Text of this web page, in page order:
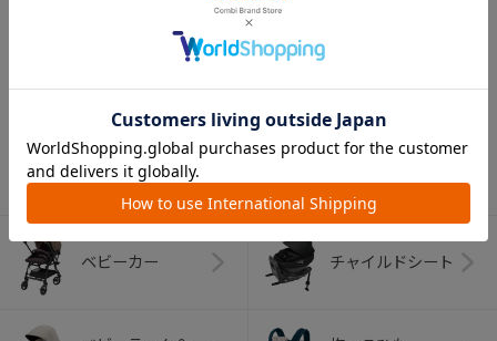
CATEGORY
カテゴリー
ベビーカー チャイルドシート